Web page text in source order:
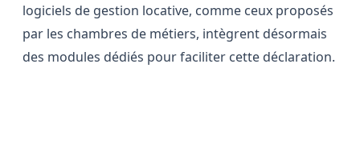
logiciels de gestion locative, comme ceux proposés
par les chambres de métiers, intègrent désormais
des modules dédiés pour faciliter cette déclaration.